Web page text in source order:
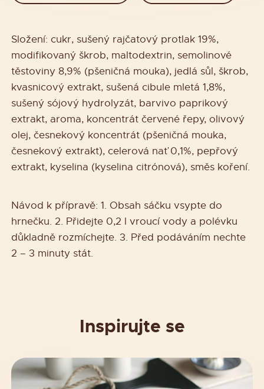
Složení: cukr, sušený rajčatový protlak 19%,
modifikovaný škrob, maltodextrin, semolinové
těstoviny 8,9% (pšeničná mouka), jedlá sůl, škrob,
kvasnicový extrakt, sušená cibule mletá 1,8%,
sušený sójový hydrolyzát, barvivo paprikový
extrakt, aroma, koncentrát červené řepy, olivový
olej, česnekový koncentrát (pšeničná mouka,
česnekový extrakt), celerová nať 0,1%, pepřový
extrakt, kyselina (kyselina citrónová), směs koření.
Návod k přípravě: 1. Obsah sáčku vsypte do
hrnečku. 2. Přidejte 0,2 l vroucí vody a polévku
důkladně rozmíchejte. 3. Před podáváním nechte
2 – 3 minuty stát.
Inspirujte se